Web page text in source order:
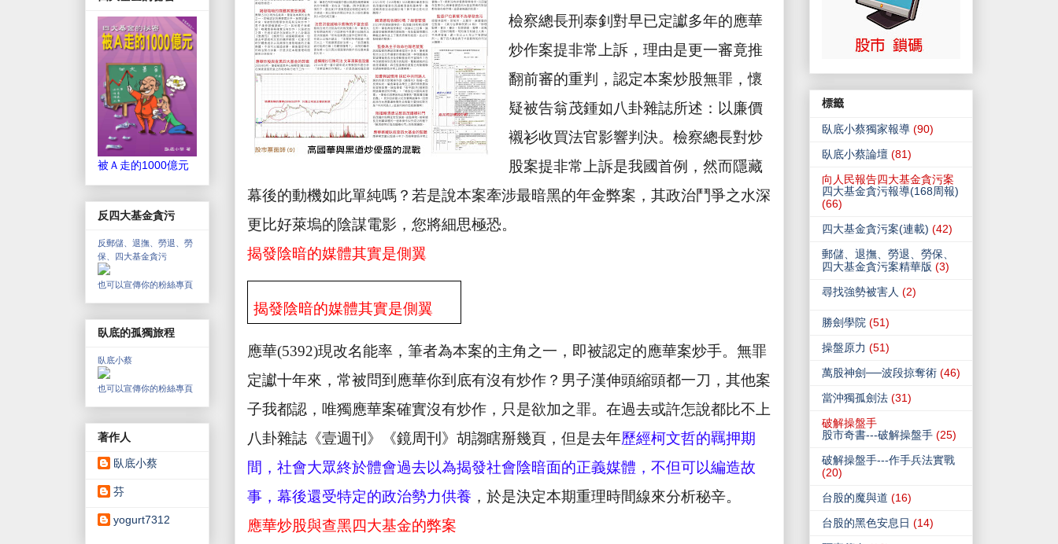
檢察總長刑泰釗對早已定讞多年的應華
炒作案提非常上訴，理由是更一審竟推
翻前審的重判，認定本案炒股無罪，懷
疑被告翁茂鍾如八卦雜誌所述：以廉價
襯衫收買法官影響判決。檢察總長對炒
股案提非常上訴是我國首例，然而隱藏
幕後的動機如此單純嗎？若是說本案牽涉最暗黑的年金弊案，其政治鬥爭之水深
更比好萊塢的陰謀電影，您將細思極恐。
揭發陰暗的媒體其實是側翼
揭發陰暗的媒體其實是側翼
應華(5392)現改名能率，筆者為本案的主角之一，即被認定的應華案炒手。無罪
定讞十年來，常被問到應華你到底有沒有炒作？男子漢伸頭縮頭都一刀，其他案
子我都認，唯獨應華案確實沒有炒作，只是欲加之罪。在過去或許怎說都比不上
八卦雜誌《壹週刊》《鏡周刊》胡謅瞎掰幾頁，但是去年歷經柯文哲的羈押期
間，社會大眾終於體會過去以為揭發社會陰暗面的正義媒體，不但可以編造故
事，幕後還受特定的政治勢力供養 ，於是決定本期重理時間線來分析秘辛。
應華炒股與查黑四大基金的弊案
被Ａ走的1000億元
反四大基金貪污
反郵儲、退撫、勞退、勞
保、四大基金貪污
也可以宣傳你的粉絲專頁
臥底的孤獨旅程
臥底小蔡
也可以宣傳你的粉絲專頁
著作人
臥底小蔡
芬
yogurt7312
標籤
臥底小蔡獨家報導 (90)
臥底小蔡論壇 (81)
向人民報告四大基金貪污案
四大基金貪污報導(168周報)
(66)
四大基金貪污案(連載) (42)
郵儲、退撫、勞退、勞保、
四大基金貪污案精華版 (3)
尋找強勢被害人 (2)
勝劍學院 (51)
操盤原力 (51)
萬股神劍──波段掠奪術 (46)
當沖獨孤劍法 (31)
破解操盤手
股市奇書---破解操盤手 (25)
破解操盤手---作手兵法實戰
(20)
台股的魔與道 (16)
台股的黑色安息日 (14)